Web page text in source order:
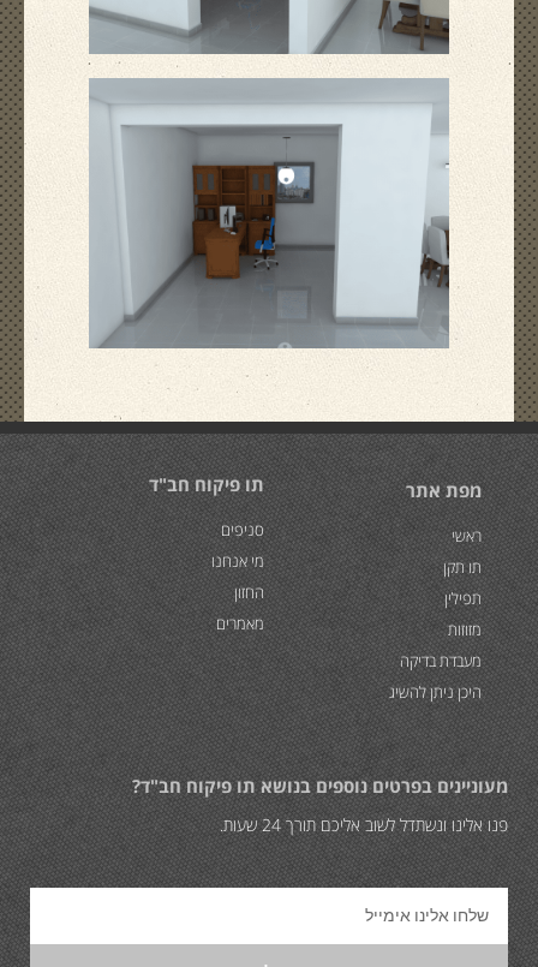
מפת אתר
ראשי
תו תקן
תפילין
מזוזות
מעבדת בדיקה
היכן ניתן להשיג
תו פיקוח חב"ד
סניפים
מי אנחנו
החזון
מאמרים
מעוניינים בפרטים נוספים בנושא תו פיקוח חב"ד?
פנו אלינו ונשתדל לשוב אליכם תורך 24 שעות.